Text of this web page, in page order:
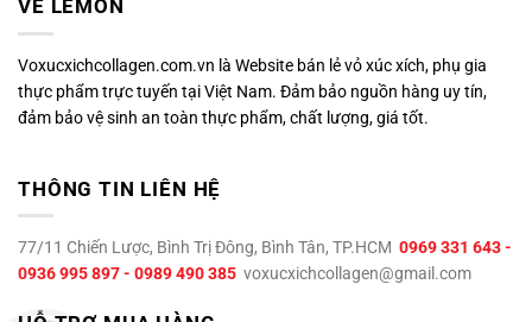
VỀ LEMON
Voxucxichcollagen.com.vn là Website bán lẻ vỏ xúc xích, phụ gia
thực phẩm trực tuyến tại Việt Nam. Đảm bảo nguồn hàng uy tín,
đảm bảo vệ sinh an toàn thực phẩm, chất lượng, giá tốt.
THÔNG TIN LIÊN HỆ
77/11 Chiến Lược, Bình Trị Đông, Bình Tân, TP.HCM 0969 331 643 -
0936 995 897 - 0989 490 385 voxucxichcollagen@gmail.com